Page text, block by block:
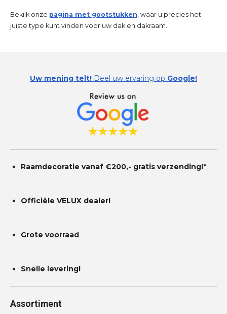
Bekijk onze pagina met gootstukken waar u precies het
juiste type kunt vinden voor uw dak en dakraam.
Uw mening telt! Deel uw ervaring op Google!
Raamdecoratie vanaf €200,- gratis verzending!*
Officiële VELUX dealer!
Grote voorraad
Snelle levering!
Assortiment